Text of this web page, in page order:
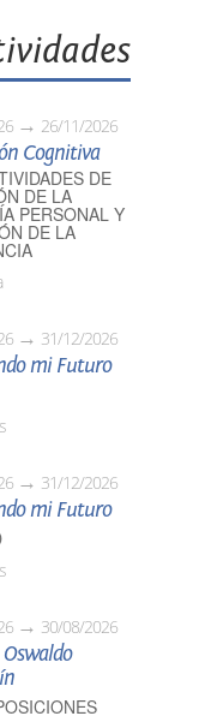
26/11/2026
Cognitiva
DE
DE LA
PERSONAL Y
DE LA
31/12/2026
mi Futuro
31/12/2026
mi Futuro
30/08/2026